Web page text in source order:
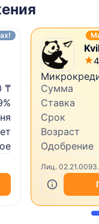
₸
Сумма
Ставка
Срок
Возраст
Одобрение
Лиц.